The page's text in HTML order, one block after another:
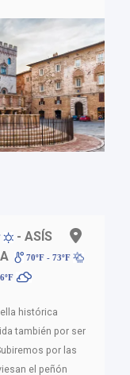
- ASÍS
70ºF - 73ºF
histórica
también por ser
por las
el peñón